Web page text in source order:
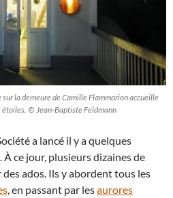
la demeure de Camille Flammarion accueille
étoiles. © Jean-Baptiste Feldmann
a lancé il y a quelques
ce jour, plusieurs dizaines de
ados. Ils y abordent tous les
, en passant par lesaurores